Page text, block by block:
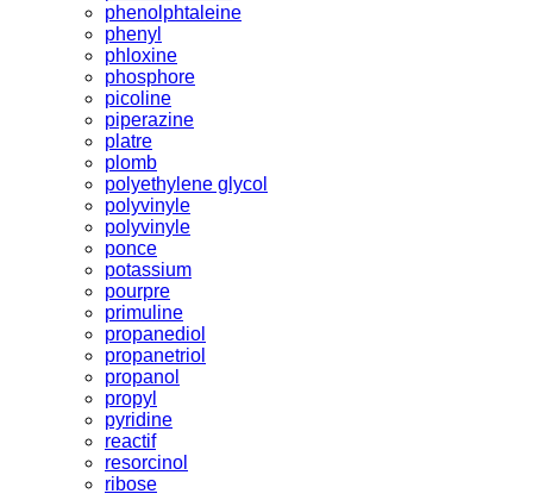
phenolphtaleine
phenyl
phloxine
phosphore
picoline
piperazine
platre
plomb
polyethylene glycol
polyvinyle
polyvinyle
ponce
potassium
pourpre
primuline
propanediol
propanetriol
propanol
propyl
pyridine
reactif
resorcinol
ribose